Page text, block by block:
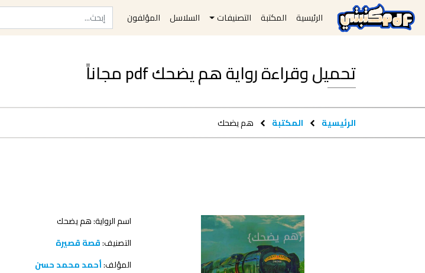
الرئيسية المكتبة التصنيفات السلاسل المؤلفون
تحميل وقراءة رواية هم يضحك pdf مجاناً
الرئيسية المكتبة هم يضحك
اسم الرواية: هم يضحك
التصنيف:قصة قصيرة
المؤلف:أحمد محمد حسن